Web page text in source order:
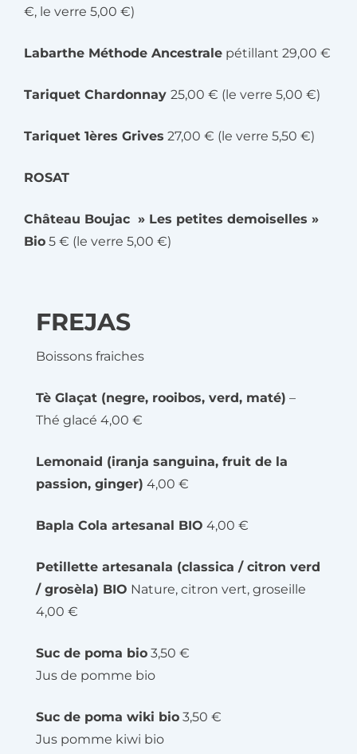
€, le verre 5,00 €)
Labarthe Méthode Ancestrale pétillant 29,00 €
Tariquet Chardonnay 25,00 € (le verre 5,00 €)
Tariquet 1ères Grives 27,00 € (le verre 5,50 €)
ROSAT
Château Boujac » Les petites demoiselles »
Bio 5 € (le verre 5,00 €)
FREJAS
Boissons fraiches
Tè Glaçat (negre, rooibos, verd, maté) –
Thé glacé 4,00 €
Lemonaid (iranja sanguina, fruit de la
passion, ginger) 4,00 €
Bapla Cola artesanal BIO 4,00 €
Petillette artesanala (classica / citron verd
/ grosèla) BIO Nature, citron vert, groseille
4,00 €
Suc de poma bio 3,50 €
Jus de pomme bio
Suc de poma wiki bio 3,50 €
Jus pomme kiwi bio